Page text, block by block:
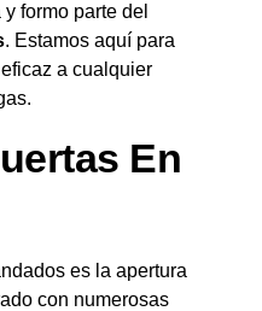
formo parte del
. Estamos aquí para
a cualquier
En
es la apertura
con numerosas